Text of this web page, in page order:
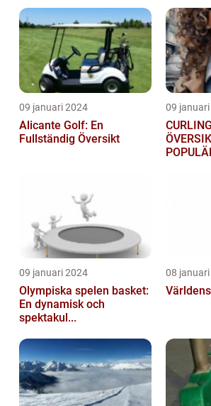
09 januari 2024
Alicante Golf: En
Fullständig Översikt
09
09 januari 2024
Olympiska spelen basket:
En dynamisk och
spektakul...
08